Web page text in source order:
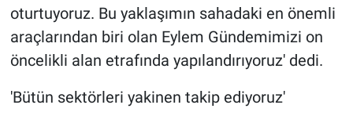
oturtuyoruz. Bu yaklaşımın sahadaki en önemli
araçlarından biri olan Eylem Gündemimizi on
öncelikli alan etrafında yapılandırıyoruz' dedi.
'Bütün sektörleri yakinen takip ediyoruz'